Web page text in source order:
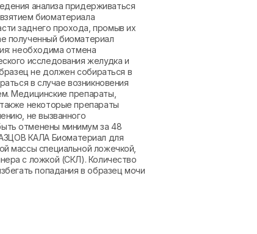
анализа придерживаться
биоматериала
заднего прохода, промыв их
полученный биоматериал
необходима отмена
исследования желудка и
не должен собираться в
в случае возникновения
Медицинские препараты,
некоторые препараты
не вызванного
отменены минимум за 48
КАЛА Биоматериал для
массы специальной ложечкой,
с ложкой (СКЛ). Количество
попадания в образец мочи